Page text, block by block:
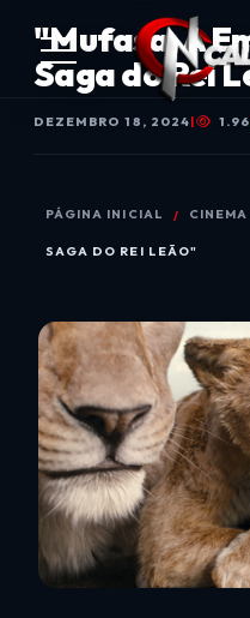
"Mufasa: A
Saga do Rei
DEZEMBRO 18, 2024|
PÁGINA INICIAL CINEMA
SAGA DO REI LEÃO"